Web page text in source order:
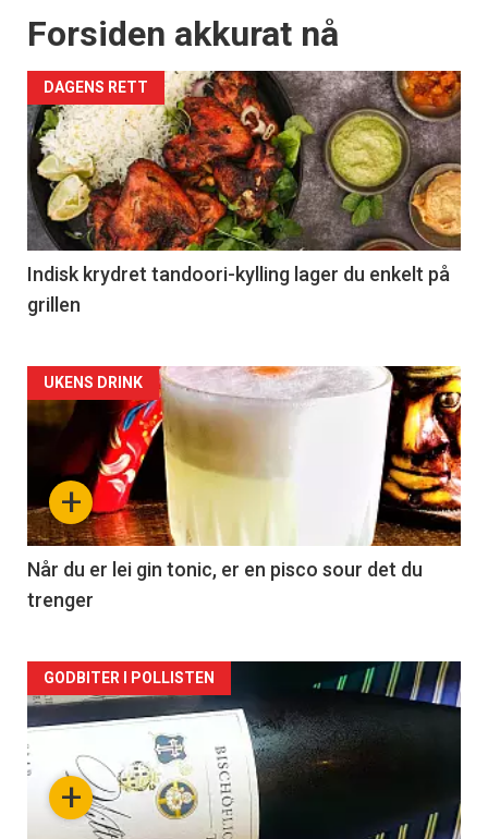
Forsiden akkurat nå
DAGENS RETT
Indisk krydret tandoori-kylling lager du enkelt på
grillen
Forsiden
akkurat
nå
-
2
+
UKENS DRINK
Når du er lei gin tonic, er en pisco sour det du
trenger
Forsiden
akkurat
nå+
GODBITER I POLLISTEN